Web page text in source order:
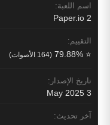
اسم اللعبة:
Paper.io 2
التقييم:
⭐ 79.88% (164 الأصوات)
تاريخ الإصدار:
3 May 2025
آخر تحديث: